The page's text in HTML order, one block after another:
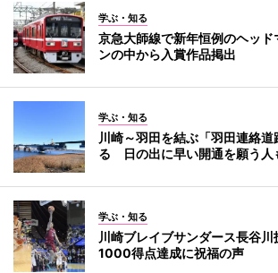
学ぶ・知る
京急大師線で新年恒例のヘッ
ンの中から入賞作品掲出
学ぶ・知る
川崎～羽田を結ぶ「羽田連絡道
る 日の出に早い開通を願う人
学ぶ・知る
川崎ブレイブサンダース長谷川
1000得点達成に祝福の声